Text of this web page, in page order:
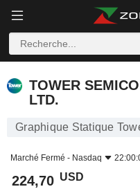
TOWER
LTD.
Graphique Statique
Marché Fermé - Nasdaq
224,70 USD